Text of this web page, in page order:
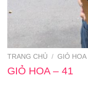
TRANG CHỦ / GIỎ HOA
GIỎ HOA – 41